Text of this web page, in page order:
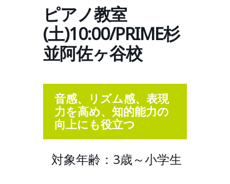
ピアノ教室
(土)10:00/PRIME杉
並阿佐ヶ谷校
音感、リズム感、表現
力を高め、知的能力の
向上にも役立つ
対象年齢：3歳～小学生